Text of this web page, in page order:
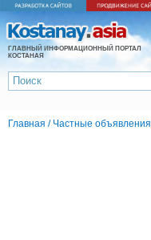
ГЛАВНЫЙ ИНФОРМАЦИОННЫЙ ПОРТАЛ
КОСТАНАЯ
Главная / Частные объявления